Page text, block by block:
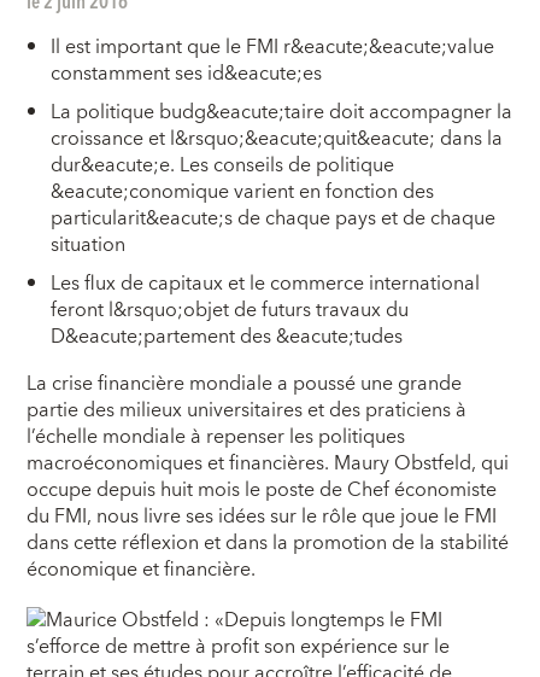
Il est important que le FMI r&eacute;&eacute;value
constamment ses id&eacute;es
La politique budg&eacute;taire doit accompagner la
croissance et l&rsquo;&eacute;quit&eacute; dans la
dur&eacute;e. Les conseils de politique
&eacute;conomique varient en fonction des
particularit&eacute;s de chaque pays et de chaque
situation
Les flux de capitaux et le commerce international
feront l&rsquo;objet de futurs travaux du
D&eacute;partement des &eacute;tudes
La crise financière mondiale a poussé une grande
partie des milieux universitaires et des praticiens à
l’échelle mondiale à repenser les politiques
macroéconomiques et financières. Maury Obstfeld, qui
occupe depuis huit mois le poste de Chef économiste
du FMI, nous livre ses idées sur le rôle que joue le FMI
dans cette réflexion et dans la promotion de la stabilité
économique et financière.